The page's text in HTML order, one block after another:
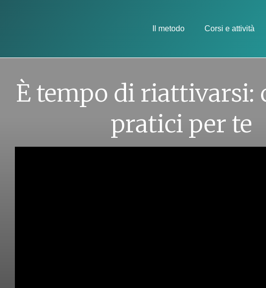
Il metodo Corsi e attività
È tempo di riattivarsi:
pratici per te